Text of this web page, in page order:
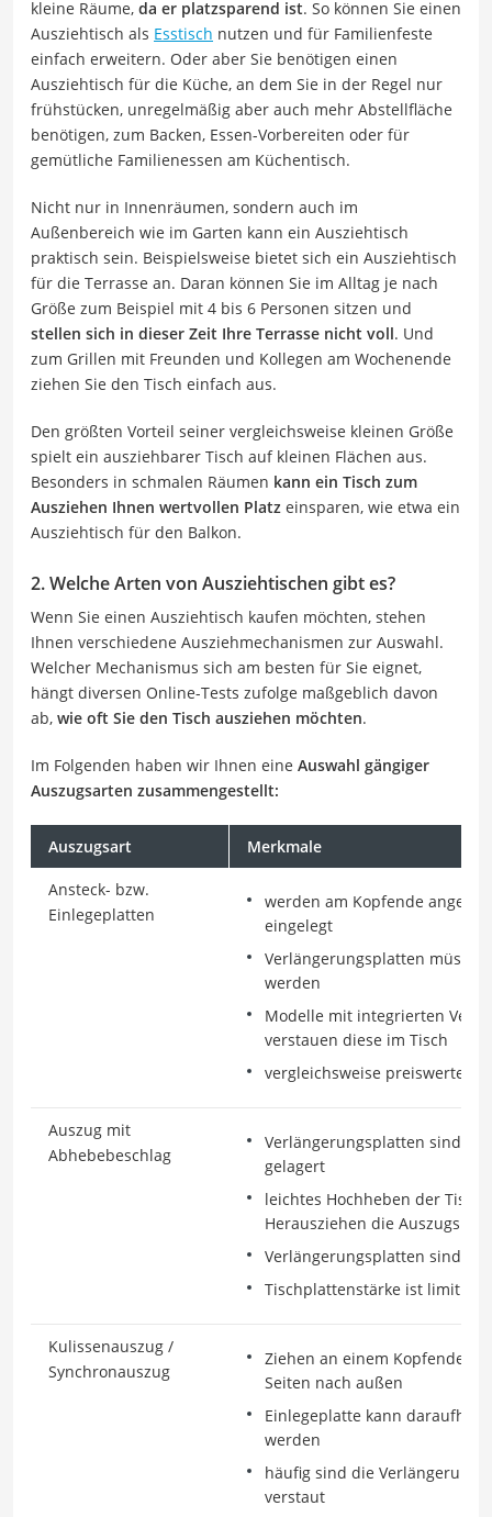
kleine Räume, da er platzsparend ist. So können Sie einen
Ausziehtisch als Esstisch nutzen und für Familienfeste
einfach erweitern. Oder aber Sie benötigen einen
Ausziehtisch für die Küche, an dem Sie in der Regel nur
frühstücken, unregelmäßig aber auch mehr Abstellfläche
benötigen, zum Backen, Essen-Vorbereiten oder für
gemütliche Familienessen am Küchentisch.
Nicht nur in Innenräumen, sondern auch im
Außenbereich wie im Garten kann ein Ausziehtisch
praktisch sein. Beispielsweise bietet sich ein Ausziehtisch
für die Terrasse an. Daran können Sie im Alltag je nach
Größe zum Beispiel mit 4 bis 6 Personen sitzen und
stellen sich in dieser Zeit Ihre Terrasse nicht voll. Und
zum Grillen mit Freunden und Kollegen am Wochenende
ziehen Sie den Tisch einfach aus.
Den größten Vorteil seiner vergleichsweise kleinen Größe
spielt ein ausziehbarer Tisch auf kleinen Flächen aus.
Besonders in schmalen Räumen kann ein Tisch zum
Ausziehen Ihnen wertvollen Platz einsparen, wie etwa ein
Ausziehtisch für den Balkon.
2. Welche Arten von Ausziehtischen gibt es?
Wenn Sie einen Ausziehtisch kaufen möchten, stehen
Ihnen verschiedene Ausziehmechanismen zur Auswahl.
Welcher Mechanismus sich am besten für Sie eignet,
hängt diversen Online-Tests zufolge maßgeblich davon
ab, wie oft Sie den Tisch ausziehen möchten.
Im Folgenden haben wir Ihnen eine Auswahl gängiger
Auszugsarten zusammengestellt:
Auszugsart Merkmale
Ansteck- bzw.
Einlegeplatten
werden am Kopfende
eingelegt
Verlängerungsplatten
werden
Modelle mit integrierten
verstauen diese im Tisch
vergleichsweise preiswerte
Auszug mit
Abhebebeschlag
Verlängerungsplatten sind
gelagert
leichtes Hochheben der
Herausziehen die
Verlängerungsplatten sind
Tischplattenstärke ist limitiert
Kulissenauszug /
Synchronauszug
Ziehen an einem Kopfende
Seiten nach außen
Einlegeplatte kann daraufhin
werden
häufig sind die
verstaut